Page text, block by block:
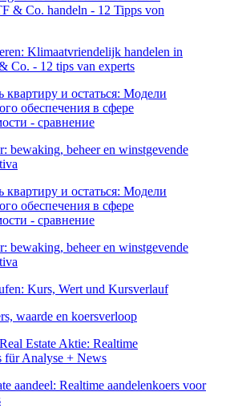
Klimaatvriendelijk handelen in
Co. - 12 tips van experts
bewaking, beheer en winstgevende
bewaking, beheer en winstgevende
waarde en koersverloop
aandeel: Realtime aandelenkoers voor